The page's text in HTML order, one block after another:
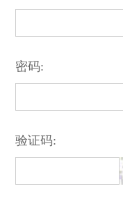
密码:
验证码: